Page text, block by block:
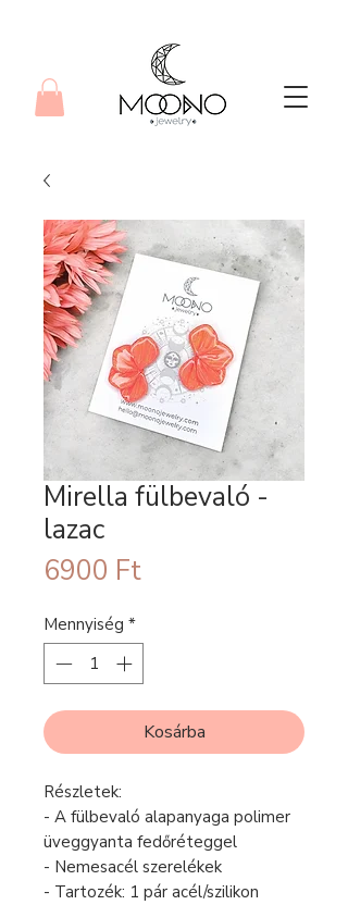
Mirella fülbevaló -
lazac
6900 FtÁr
Mennyiség *
Kosárba
Részletek:
- A fülbevaló alapanyaga polimer
üveggyanta fedőréteggel
- Nemesacél szerelékek
- Tartozék: 1 pár acél/szilikon